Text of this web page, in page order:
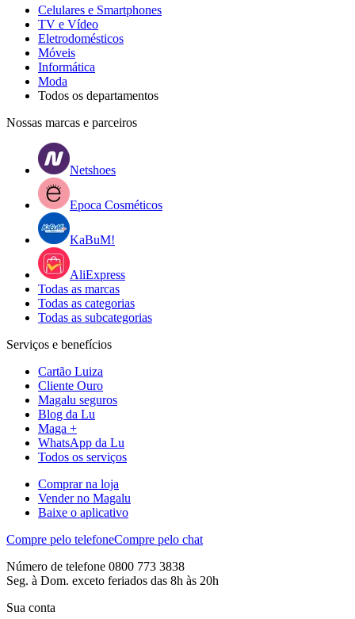
Celulares e Smartphones
TV e Vídeo
Eletrodomésticos
Móveis
Informática
Moda
Todos os departamentos
Nossas marcas e parceiros
Netshoes
Epoca Cosméticos
KaBuM!
AliExpress
Todas as marcas
Todas as categorias
Todas as subcategorias
Serviços e benefícios
Cartão Luiza
Cliente Ouro
Magalu seguros
Blog da Lu
Maga +
WhatsApp da Lu
Todos os serviços
Comprar na loja
Vender no Magalu
Baixe o aplicativo
Compre pelo telefoneCompre pelo chat
Número de telefone 0800 773 3838
Seg. à Dom. exceto feriados das 8h às 20h
Sua conta